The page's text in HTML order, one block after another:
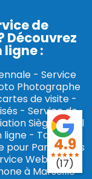
de
Découvrez
ligne :​
- Service
Photographe
de visite-
- Service de
Siège Social
ligne- Tampon
pour Particuliers
Webmaster
à Marseille
4.9
star starstar star star
(17)